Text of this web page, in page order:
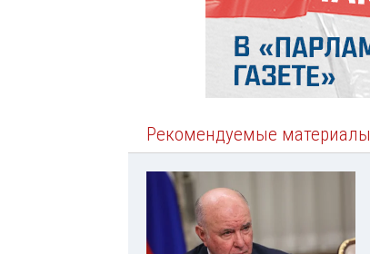
Рекомендуемые материалы